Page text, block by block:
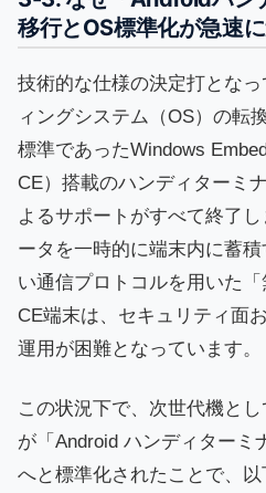
移行とOS標準化が急速
技術的な仕様の決定打とな
ィングシステム（OS）の転
標準であったWindows
CE）搭載のハンディターミ
よるサポートがすべて終了
ータを一時的に端末内に蓄
い通信プロトコルを用いた
CE端末は、セキュリティ面
運用が困難となっています。
この状況下で、次世代機と
が「Android ハンディターミ
へと標準化されたことで、